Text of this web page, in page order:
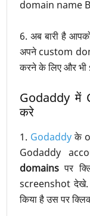
domain name
6. अब बारी है
अपने custom
करने के लिए और
Godaddy में
करे
1. Godaddyके
Godaddy
domains पर
screenshot
किया है उस पर